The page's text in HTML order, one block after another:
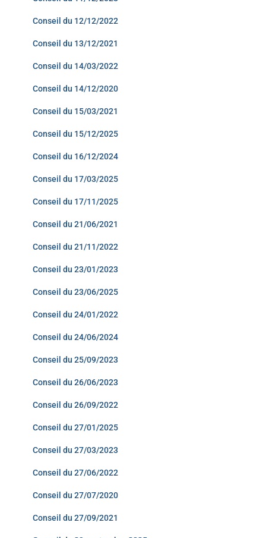
Conseil du 12/12/2022
Conseil du 13/12/2021
Conseil du 14/03/2022
Conseil du 14/12/2020
Conseil du 15/03/2021
Conseil du 15/12/2025
Conseil du 16/12/2024
Conseil du 17/03/2025
Conseil du 17/11/2025
Conseil du 21/06/2021
Conseil du 21/11/2022
Conseil du 23/01/2023
Conseil du 23/06/2025
Conseil du 24/01/2022
Conseil du 24/06/2024
Conseil du 25/09/2023
Conseil du 26/06/2023
Conseil du 26/09/2022
Conseil du 27/01/2025
Conseil du 27/03/2023
Conseil du 27/06/2022
Conseil du 27/07/2020
Conseil du 27/09/2021